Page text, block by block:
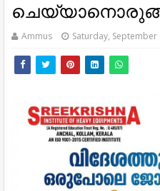
Ammus Saturday, September